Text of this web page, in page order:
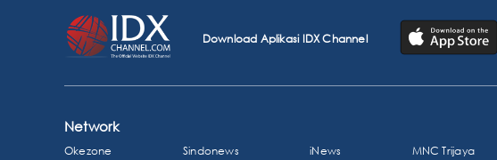
Download Aplikasi IDX Channel
Network
Okezone Sindonews iNews MNC Trijaya